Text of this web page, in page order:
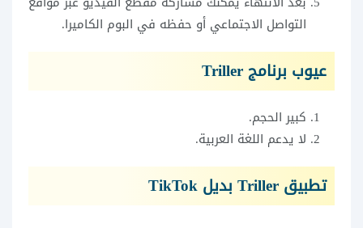
التواصل الاجتماعي أو حفظه في البوم الكاميرا.
عيوب برنامج Triller
كبير الحجم.
لا يدعم اللغة العربية.
تطبيق Triller بديل TikTok